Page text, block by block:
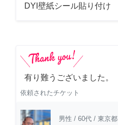
DYI壁紙シール貼り付け
有り難うございました。
依頼されたチケット
男性 / 60代 / 東京都